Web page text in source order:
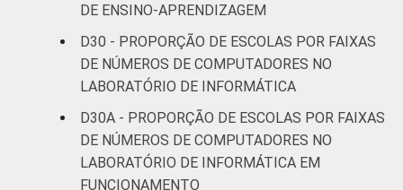
DE ENSINO-APRENDIZAGEM
D30 - PROPORÇÃO DE ESCOLAS POR FAIXAS
DE NÚMEROS DE COMPUTADORES NO
LABORATÓRIO DE INFORMÁTICA
D30A - PROPORÇÃO DE ESCOLAS POR FAIXAS
DE NÚMEROS DE COMPUTADORES NO
LABORATÓRIO DE INFORMÁTICA EM
FUNCIONAMENTO